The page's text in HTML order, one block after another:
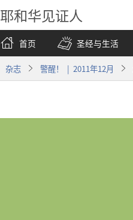
耶和华见证人
首页
圣经与生活
杂志 警醒！ | 2011年12月